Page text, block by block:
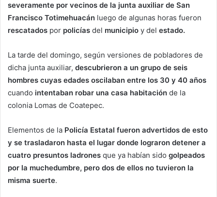
severamente por vecinos de la junta auxiliar de San
Francisco Totimehuacán luego de algunas horas fueron
rescatados por policías del municipio y del estado.
La tarde del domingo, según versiones de pobladores de
dicha junta auxiliar, descubrieron a un grupo de seis
hombres cuyas edades oscilaban entre los 30 y 40 años
cuando intentaban robar una casa habitación de la
colonia Lomas de Coatepec.
Elementos de la Policía Estatal fueron advertidos de esto
y se trasladaron hasta el lugar donde lograron detener a
cuatro presuntos ladrones que ya habían sido golpeados
por la muchedumbre, pero dos de ellos no tuvieron la
misma suerte.